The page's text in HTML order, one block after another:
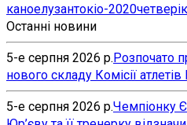
каноелузантокіо-2020
Останні новини
5-е серпня 2026 р.Розпочато
нового складу Комісії
5-е серпня 2026 р.Чемпіонку